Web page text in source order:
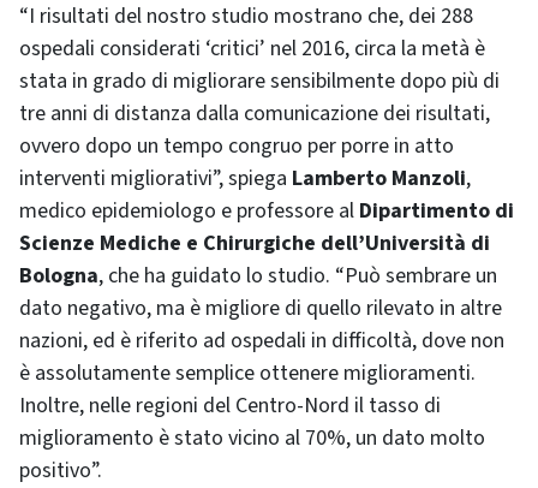
“I risultati del nostro studio mostrano che, dei 288
ospedali considerati ‘critici’ nel 2016, circa la metà è
stata in grado di migliorare sensibilmente dopo più di
tre anni di distanza dalla comunicazione dei risultati,
ovvero dopo un tempo congruo per porre in atto
interventi migliorativi”, spiega Lamberto Manzoli,
medico epidemiologo e professore al Dipartimento di
Scienze Mediche e Chirurgiche dell’Università di
Bologna, che ha guidato lo studio. “Può sembrare un
dato negativo, ma è migliore di quello rilevato in altre
nazioni, ed è riferito ad ospedali in difficoltà, dove non
è assolutamente semplice ottenere miglioramenti.
Inoltre, nelle regioni del Centro-Nord il tasso di
miglioramento è stato vicino al 70%, un dato molto
positivo”.